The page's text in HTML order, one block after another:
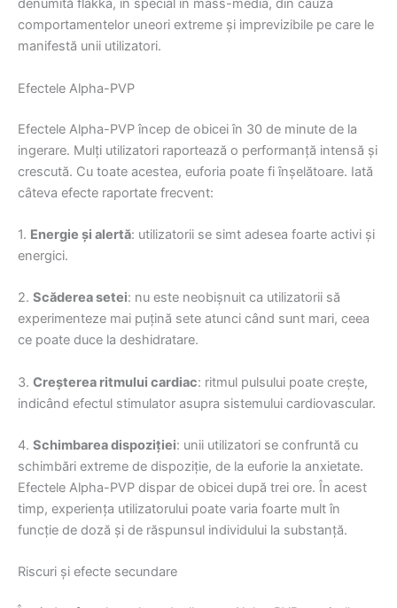
denumită flakka, în special în mass-media, din cauza
comportamentelor uneori extreme și imprevizibile pe care le
manifestă unii utilizatori.
Efectele Alpha-PVP
Efectele Alpha-PVP încep de obicei în 30 de minute de la
ingerare. Mulți utilizatori raportează o performanță intensă și
crescută. Cu toate acestea, euforia poate fi înșelătoare. Iată
câteva efecte raportate frecvent:
1. Energie și alertă: utilizatorii se simt adesea foarte activi și
energici.
2. Scăderea setei: nu este neobișnuit ca utilizatorii să
experimenteze mai puțină sete atunci când sunt mari, ceea
ce poate duce la deshidratare.
3. Creșterea ritmului cardiac: ritmul pulsului poate crește,
indicând efectul stimulator asupra sistemului cardiovascular.
4. Schimbarea dispoziției: unii utilizatori se confruntă cu
schimbări extreme de dispoziție, de la euforie la anxietate.
Efectele Alpha-PVP dispar de obicei după trei ore. În acest
timp, experiența utilizatorului poate varia foarte mult în
funcție de doză și de răspunsul individului la substanță.
Riscuri și efecte secundare